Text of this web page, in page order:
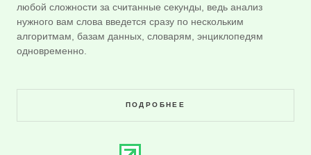
любой сложности за считанные секунды, ведь анализ
нужного вам слова введется сразу по нескольким
алгоритмам, базам данных, словарям, энциклопедям
одновременно.
ПОДРОБНЕЕ